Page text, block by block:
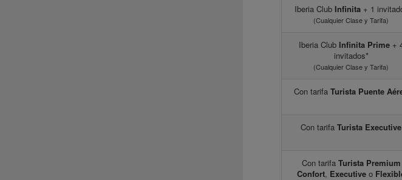
Iberia Club Infinita + 1
(Cualquier Clase y Tarifa)
Iberia Club Infinita Prime+
invitados*
(Cualquier Clase y Tarifa)
Con tarifa Turista Puente
Con tarifa Turista Executive
Con tarifa Turista Premium
Confort, Executive o